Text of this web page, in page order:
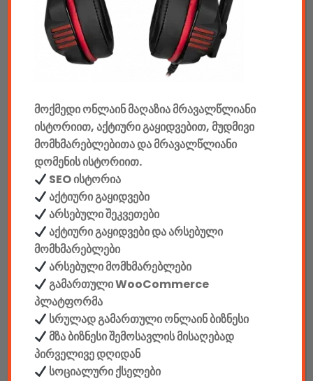
აუდიო & ვიდეო
კონსოლები & აქსესუარები
მანქანის აქსესუარები
ელემენტები
აკკუმულატორები
კაბელები & დამტენები
დისკები
ჩანთები
სეიფები
კონსტრუქტორები
E-mobility
მოქმედი ონლაინ მაღაზია მრავალწლიანი
ისტორიით, აქტიური გაყიდვებით, მუდმივი
მომხმარებლებითა და მრავალწლიანი
დომენის ისტორიით.
SEO ისტორია
აქტიური გაყიდვები
არსებული შეკვეთები
აქტიური გაყიდვები და არსებული
მომხმარებლები
არსებული მომხმარებლები
გამართული WooCommerce
პლატფორმა
სრულად გამართული ონლაინ ბიზნესი
მზა ბიზნესი შემოსავლის მისაღებად
პირველივე დღიდან
სოციალური ქსელები